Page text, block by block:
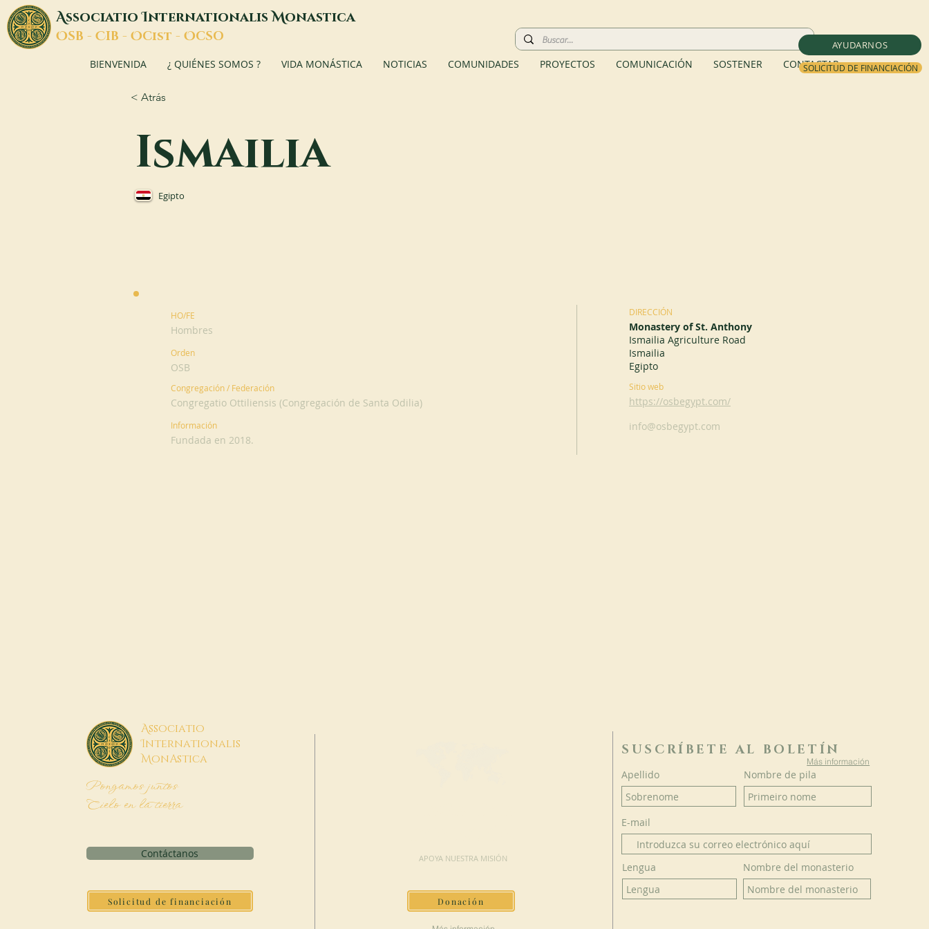
AYUDARNOS
SOLICITUD DE FINANCIACIÓN
AssociatioInternationalisMonastica
OSB - CIB - OCist - OCSO
BIENVENIDA ¿ QUIÉNES SOMOS ? VIDA MONÁSTICA NOTICIAS COMUNIDADES PROYECTOS COMUNICACIÓN SOSTENER CONTACTAR
< Atrás
Ismailia
Egipto
HO/FE
Hombres
Orden
OSB
Congregación / Federación
Congregatio Ottiliensis (Congregación de Santa Odilia)
Información
Fundada en 2018.
DIRECCIÓN
Monastery of St. Anthony
Ismailia Agriculture Road
Ismailia
Egipto
Sitio web
https://osbegypt.com/
info@osbegypt.com
Associatio
Internationalis
MonAstica
Pongamos juntos
Cielo en la tierra
Contáctanos
Solicitud de financiación
APOYA NUESTRA MISIÓN
Donación
SUSCRÍBETE AL BOLETÍN
Más información
Apellido Nombre de pila
E-mail
Lengua Nombre del monasterio